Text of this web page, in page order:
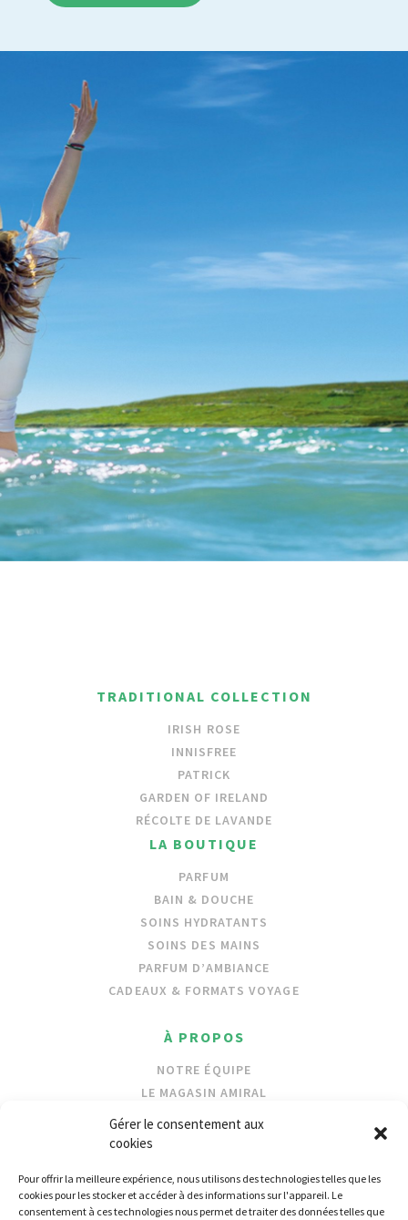
Gérer le consentement aux
cookies
Pour offrir la meilleure expérience, nous utilisons des technologies telles que les
cookies pour les stocker et accéder à des informations sur l'appareil. Le
consentement à ces technologies nous permet de traiter des données telles que
TRADITIONAL COLLECTION
IRISH ROSE
INNISFREE
PATRICK
GARDEN OF IRELAND
RÉCOLTE DE LAVANDE
LA BOUTIQUE
PARFUM
BAIN & DOUCHE
SOINS HYDRATANTS
SOINS DES MAINS
PARFUM D’AMBIANCE
CADEAUX & FORMATS VOYAGE
À PROPOS
NOTRE ÉQUIPE
LE MAGASIN AMIRAL
NOS INGRÉDIENTS
PROTECTION DES OCÉANS
REVENDEURS